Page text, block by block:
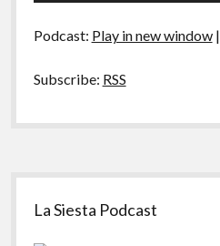
Preliminares
Podcast: Play in new window|
Subscribe: RSS
Sidebar
La Siesta Podcast